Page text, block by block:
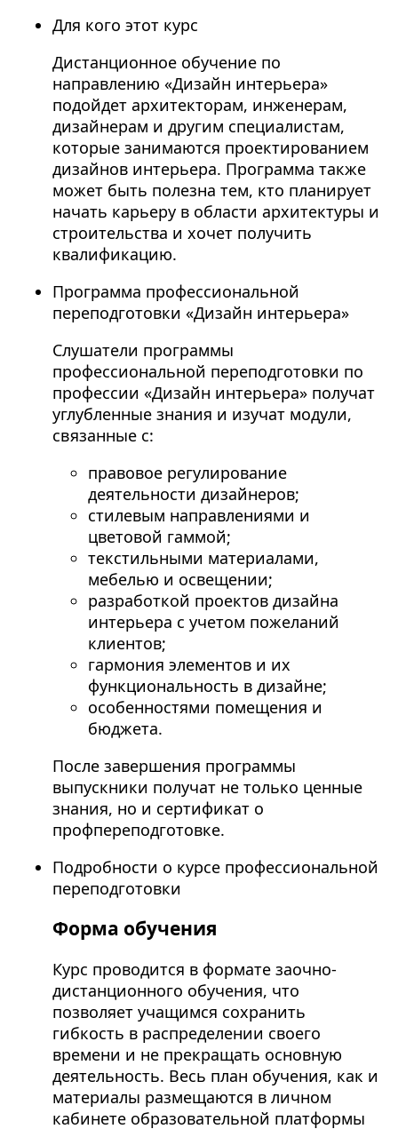
Для кого этот курс
Дистанционное обучение по
направлению «Дизайн интерьера»
подойдет архитекторам, инженерам,
дизайнерам и другим специалистам,
которые занимаются проектированием
дизайнов интерьера. Программа также
может быть полезна тем, кто планирует
начать карьеру в области архитектуры и
строительства и хочет получить
квалификацию.
Программа профессиональной
переподготовки «Дизайн интерьера»
Слушатели программы
профессиональной переподготовки по
профессии «Дизайн интерьера» получат
углубленные знания и изучат модули,
связанные с:
правовое регулирование
деятельности дизайнеров;
стилевым направлениями и
цветовой гаммой;
текстильными материалами,
мебелью и освещении;
разработкой проектов дизайна
интерьера с учетом пожеланий
клиентов;
гармония элементов и их
функциональность в дизайне;
особенностями помещения и
бюджета.
После завершения программы
выпускники получат не только ценные
знания, но и сертификат о
профпереподготовке.
Подробности о курсе профессиональной
переподготовки
Форма обучения
Курс проводится в формате заочно-
дистанционного обучения, что
позволяет учащимся сохранить
гибкость в распределении своего
времени и не прекращать основную
деятельность. Весь план обучения, как и
материалы размещаются в личном
кабинете образовательной платформы